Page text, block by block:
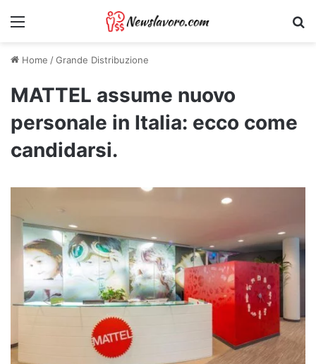
Menu
Home /Grande Distribuzione
MATTEL assume nuovo
personale in Italia: ecco come
candidarsi.